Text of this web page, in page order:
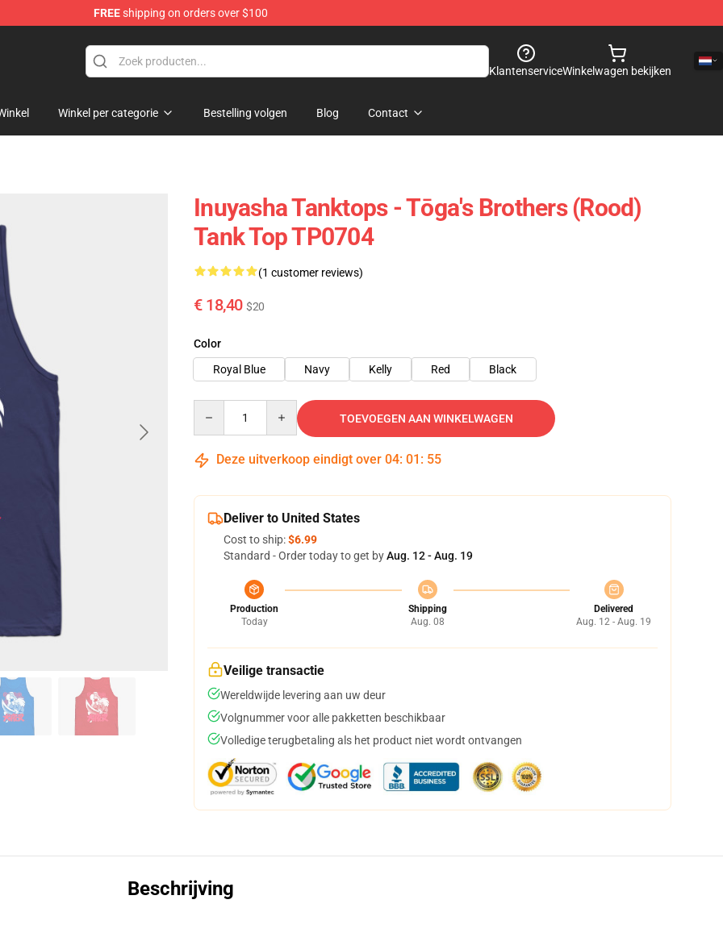
FREEshipping on orders over $100
KlantenserviceWinkelwagen bekijken
Winkel per categorie Bestelling volgen Blog Contact
Inuyasha Tanktops - Tōga's Brothers (rood)
Tank Top TP0704
(1 customer reviews)
€ 18,40 $20
Color
Royal Blue
Navy Kelly Red Black
TOEVOEGEN AAN WINKELWAGEN
Deze uitverkoop eindigt over 04: 01 : 54
Deliver to United States
Cost to ship:$6.99
Standard - Order today to get byAug. 12 - Aug. 19
Production
Today
Shipping
Aug. 08
Delivered
Aug. 12 - Aug. 19
Veilige transactie
Wereldwijde levering aan uw deur
Volgnummer voor alle pakketten beschikbaar
Volledige terugbetaling als het product niet wordt ontvangen
Beschrijving